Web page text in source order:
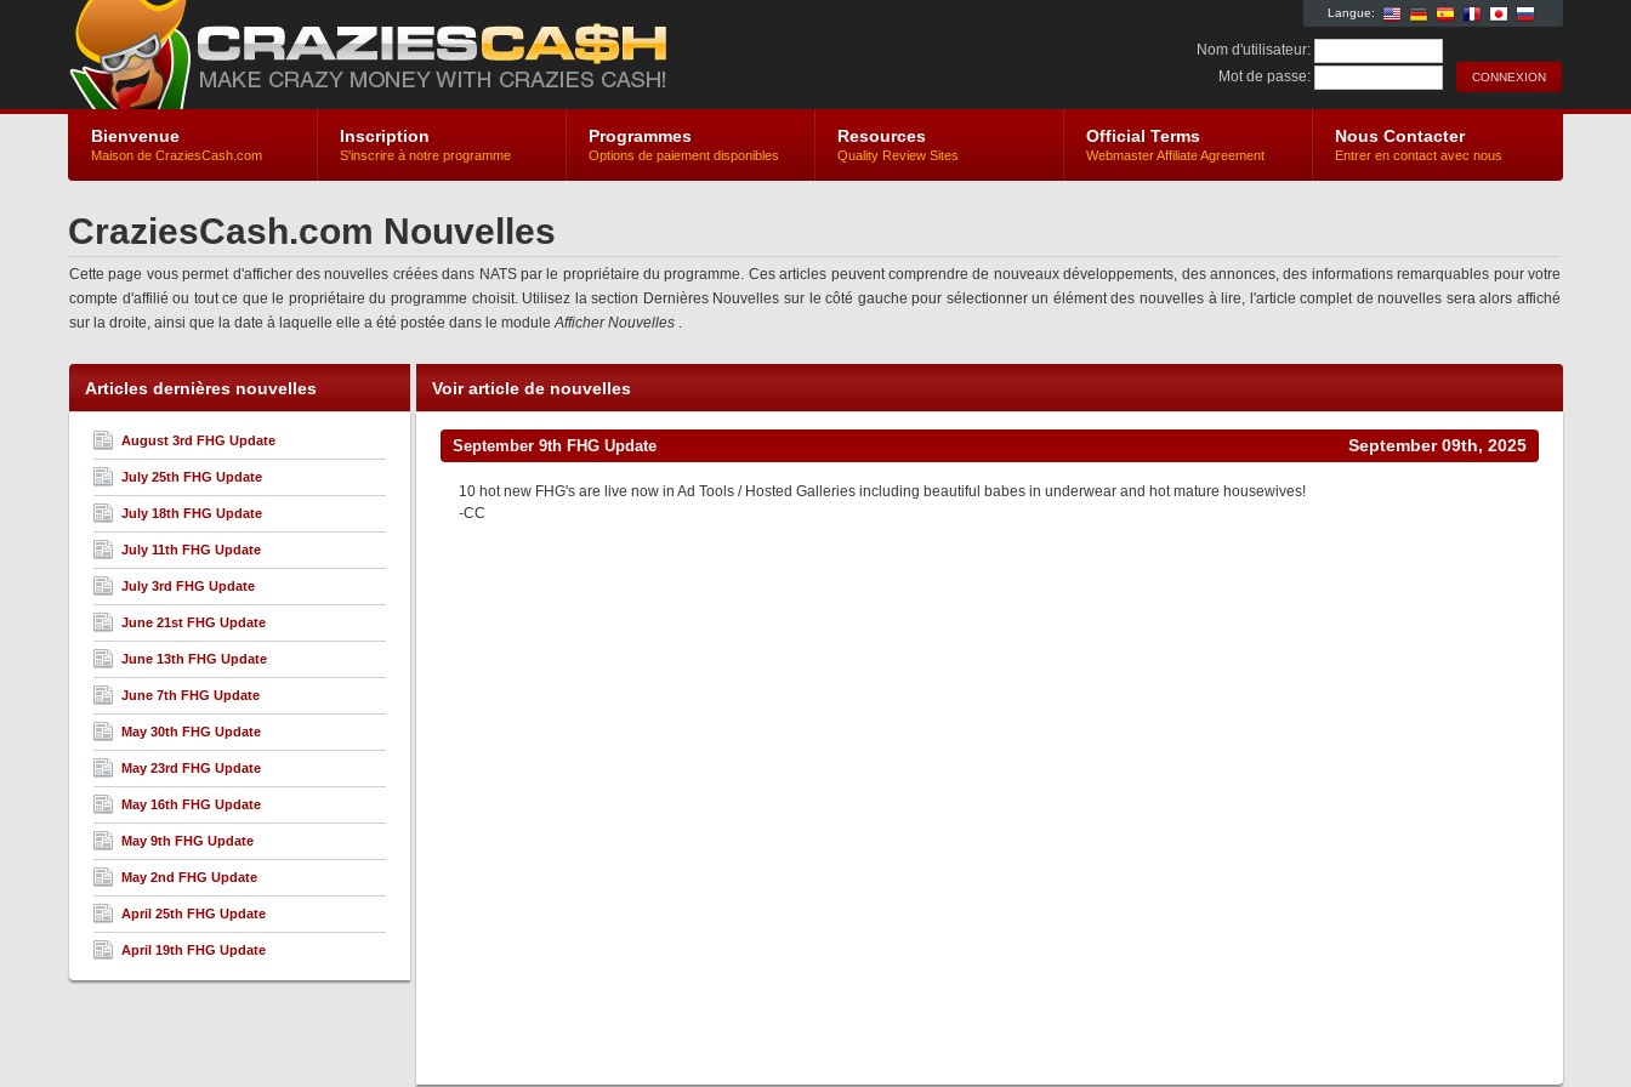
Langue:
Nom d'utilisateur:
Mot de passe:
Bienvenue
Maison de CraziesCash.com
Inscription
S'inscrire à notre programme
Programmes
Options de paiement disponibles
Resources
Quality Review Sites
Official Terms
Webmaster Affiliate Agreement
Nous Contacter
Entrer en contact avec nous
CraziesCash.com Nouvelles
Cette page vous permet d'afficher des nouvelles créées dans NATS par le propriétaire du programme. Ces articles peuvent comprendre de nouveaux développements, des annonces, des informations remarquables pour votre
compte d'affilié ou tout ce que le propriétaire du programme choisit. Utilisez la section Dernières Nouvelles sur le côté gauche pour sélectionner un élément des nouvelles à lire, l'article complet de nouvelles sera alors affiché
sur la droite, ainsi que la date à laquelle elle a été postée dans le moduleAfficher Nouvelles .
Articles dernières nouvelles
August 3rd FHG Update
July 25th FHG Update
July 18th FHG Update
July 11th FHG Update
July 3rd FHG Update
June 21st FHG Update
June 13th FHG Update
June 7th FHG Update
May 30th FHG Update
May 23rd FHG Update
May 16th FHG Update
May 9th FHG Update
May 2nd FHG Update
April 25th FHG Update
April 19th FHG Update
Voir article de nouvelles
September 9th FHG Update September 09th, 2025
10 hot new FHG's are live now in Ad Tools / Hosted Galleries including beautiful babes in underwear and hot mature housewives!
-CC